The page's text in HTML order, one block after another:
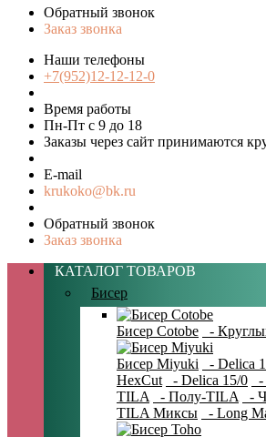
Обратный звонок
Заказ звонка
Наши телефоны
+7(952)12-12-12-0
Время работы
Пн-Пт с 9 до 18
Заказы через сайт принимаются
E-mail
krukoko@bk.ru
Обратный звонок
Заказ звонка
КАТАЛОГ ТОВАРОВ
Бисер
Бисер Cotobe -
Бисер Miyuki - Delica
HexCut
- Delica 15/0 -
TILA
- Полу-TILA -
TILA Миксы
- Long